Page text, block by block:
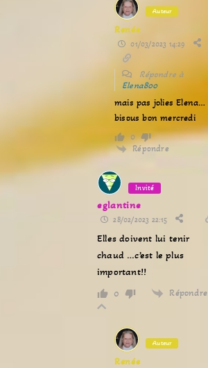
Auteur
Renée
01/03/2023 14:29
Répondre à
Elena800
mais pas jolies Elena…
bisous bon mercredi
0
Répondre
Invité
eglantine
28/02/2023 22:15
Elles doivent lui tenir
chaud …c’est le plus
important!!
0 Répondre
Auteur
Renée